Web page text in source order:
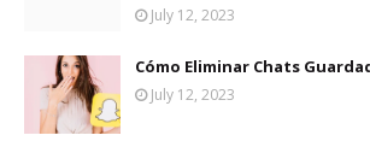
July 12, 2023
Cómo Eliminar Chats
July 12, 2023